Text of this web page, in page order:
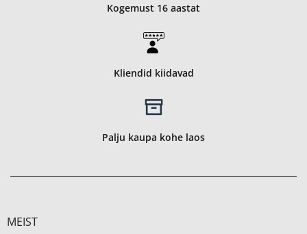
Kogemust 16 aastat
Kliendid kiidavad
Palju kaupa kohe laos
MEIST